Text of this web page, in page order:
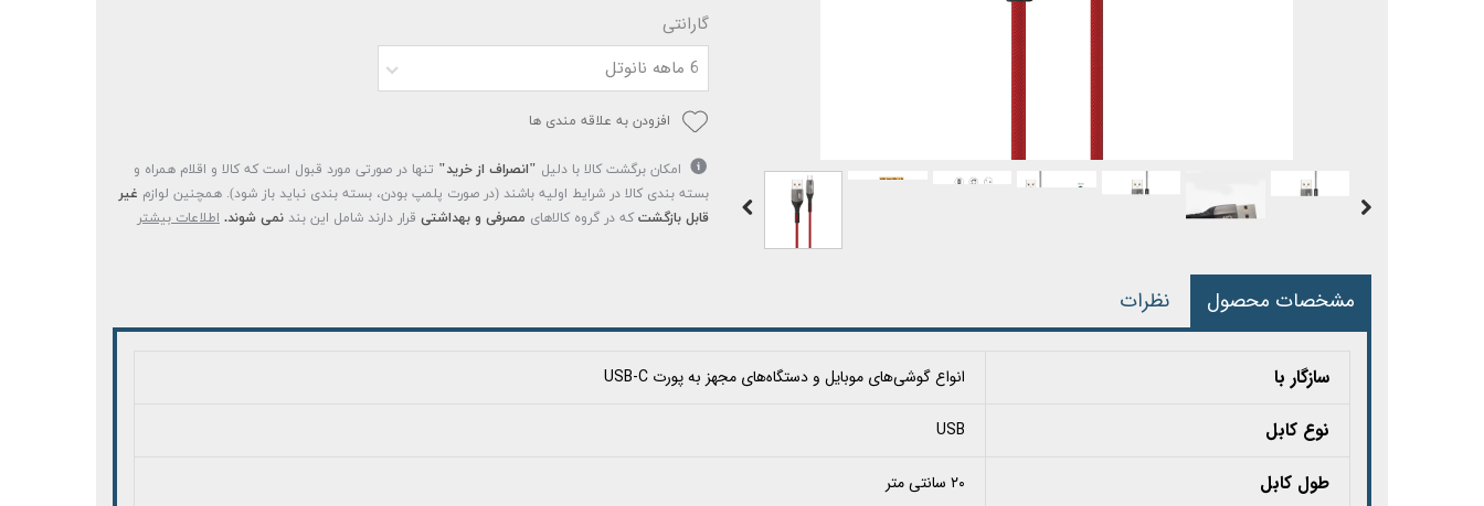
گارانتی
6 ماهه نانوتل
افزودن به علاقه مندی ها
امکان برگشت کالا با دلیل "انصراف از خرید" تنها در صورتی مورد قبول است که کالا و اقلام همراه و
بسته بندی کالا در شرایط اولیه باشند (در صورت پلمپ بودن، بسته بندی نباید باز شود). همچنین لوازم غیر
قابل بازگشت که در گروه کالاهای مصرفی و بهداشتی قرار دارند شامل این بند نمی شوند. اطلاعات بیشتر
مشخصات محصول نظرات
سازگار با انواع گوشی‌های موبایل و دستگاه‌های مجهز به پورت USB-C
نوع کابل USB
طول کابل ۲۰ سانتی متر